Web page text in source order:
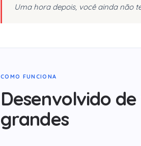
Uma hora depois, você ainda não
COMO FUNCIONA
Desenvolvido
grandes